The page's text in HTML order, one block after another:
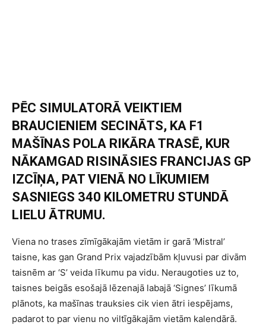
PĒC SIMULATORĀ VEIKTIEM
BRAUCIENIEM SECINĀTS, KA F1
MAŠĪNAS POLA RIKĀRA TRASĒ, KUR
NĀKAMGAD RISINĀSIES FRANCIJAS GP
IZCĪŅA, PAT VIENĀ NO LĪKUMIEM
SASNIEGS 340 KILOMETRU STUNDĀ
LIELU ĀTRUMU.
Viena no trases zīmīgākajām vietām ir garā ‘Mistral’
taisne, kas gan Grand Prix vajadzībām kļuvusi par divām
taisnēm ar ‘S’ veida līkumu pa vidu. Neraugoties uz to,
taisnes beigās esošajā lēzenajā labajā ‘Signes’ līkumā
plānots, ka mašīnas trauksies cik vien ātri iespējams,
padarot to par vienu no viltīgākajām vietām kalendārā.